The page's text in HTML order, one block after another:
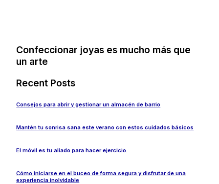
Confeccionar joyas es mucho más que
un arte
Recent Posts
Consejos para abrir y gestionar un almacén de barrio
Mantén tu sonrisa sana este verano con estos cuidados básicos
El móvil es tu aliado para hacer ejercicio.
Cómo iniciarse en el buceo de forma segura y disfrutar de una
experiencia inolvidable